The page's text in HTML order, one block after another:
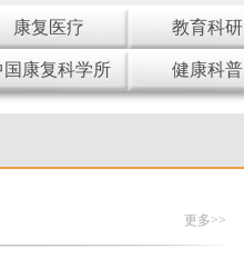
康复医疗 教育科研
国康复科学所 健康科普
更多>>